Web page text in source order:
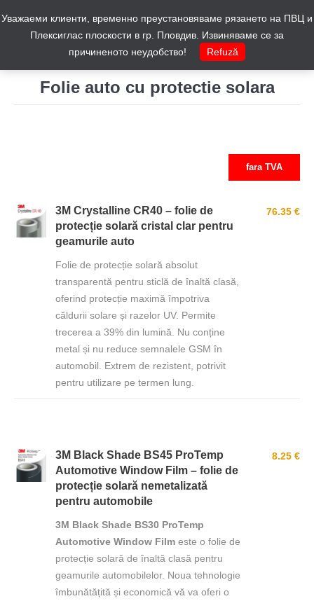
Folie auto cu protectie solara
You are here:
fara TVA
3M Crystalline CR40 – folie de
protecție solară cristal clar pentru
geamurile auto
Folie de protecție solară absolut
transparentă pentru sticlă de înaltă clasă,
oferind protecție maximă împotriva
căldurii solare și razelor UV. Permite
trecerea a 39% din lumină. Nu conține
metal și nu reduce semnalele GSM în
automobil. Extrem de rezistent, potrivit
pentru utilizare pe termen lung.
76.35 €
3M Black Shade BS45 ProTemp
Automotive Window Film – folie de
protecție solară nemetalizată
pentru automobile
3M Black Shade BS30 ProTemp
Automotive Window Filmeste o folie de
protecție solară de înaltă clasă pentru
geamurile automobilelor. Noua tehnologie
îmbunătățită și economică vă va oferi o
8.25 €
Уважаеми клиенти, временно преустановяваме рязането на ПВЦ и
Плексиглас плоскости в гр. Пловдив. Извиняваме се за
причиненото неудобство!
Refuză